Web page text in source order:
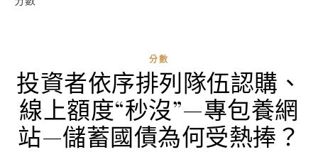
分數
投資者依序排列隊伍認購、
線上額度“秒沒”—專包養網
站—儲蓄國債為何受熱捧？
0
評